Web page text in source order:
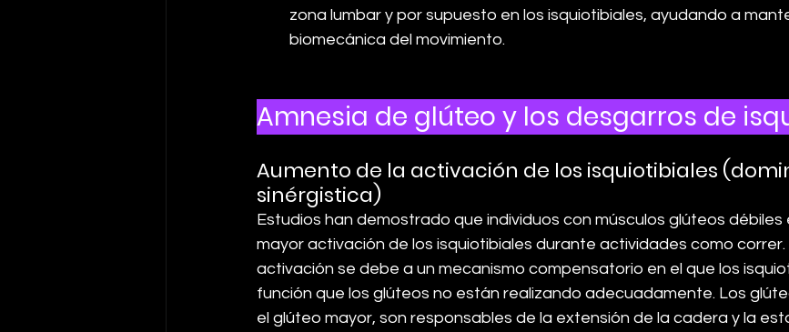
zona lumbar y por supuesto en los isquiotibiales, ayudando a
biomecánica del movimiento.
Amnesia de glúteo y los desgarros de
Aumento de la activación de los isquiotibiales
sinérgistica)
Estudios han demostrado que individuos con músculos glúteos débiles
mayor activación de los isquiotibiales durante actividades como
activación se debe a un mecanismo compensatorio en el que los
función que los glúteos no están realizando adecuadamente. Los
el glúteo mayor, son responsables de la extensión de la cadera y la